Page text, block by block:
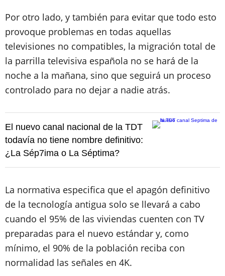
Por otro lado, y también para evitar que todo esto
provoque problemas en todas aquellas
televisiones no compatibles, la migración total de
la parrilla televisiva española no se hará de la
noche a la mañana, sino que seguirá un proceso
controlado para no dejar a nadie atrás.
El nuevo canal nacional de la TDT
todavía no tiene nombre definitivo:
¿La Sép7ima o La Séptima?
La normativa especifica que el apagón definitivo
de la tecnología antigua solo se llevará a cabo
cuando el 95% de las viviendas cuenten con TV
preparadas para el nuevo estándar y, como
mínimo, el 90% de la población reciba con
normalidad las señales en 4K.